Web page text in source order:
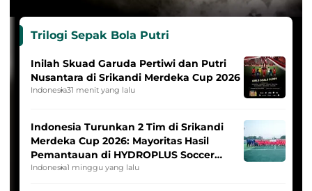
Trilogi Sepak Bola Putri
Inilah Skuad Garuda Pertiwi dan Putri
Nusantara di Srikandi Merdeka Cup 2026
Indonesia31 menit yang lalu
Indonesia Turunkan 2 Tim di Srikandi
Merdeka Cup 2026: Mayoritas Hasil
Pemantauan di HYDROPLUS Soccer
League
Indonesia1 minggu yang lalu